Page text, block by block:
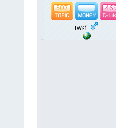
507
เพศ: